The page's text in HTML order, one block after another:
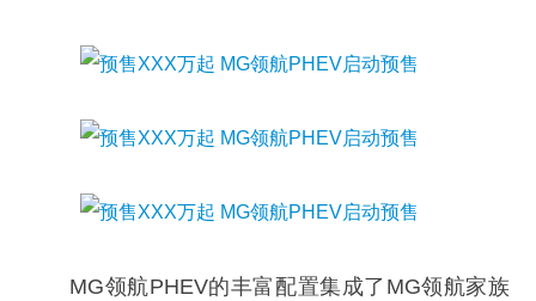
MG领航PHEV的丰富配置集成了MG领航家族